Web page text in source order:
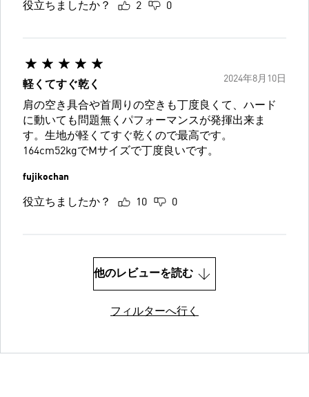
役立ちましたか？ 2 0
2024年8月10日
軽くてすぐ乾く
肩の空き具合や首周りの空きも丁度良くて、ハード
に動いても問題無くパフォーマンスが発揮出来ま
す。生地が軽くてすぐ乾くので最高です。
164cm52kgでMサイズで丁度良いです。
fujikochan
役立ちましたか？ 10 0
他のレビューを読む
フィルターへ行く